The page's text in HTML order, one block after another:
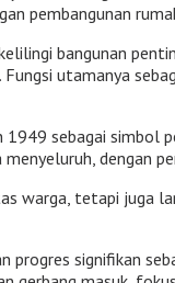
pembangunan
bangunan
Fungsi utamanya
1949 sebagai
dengan
warga, tetapi juga
signifikan